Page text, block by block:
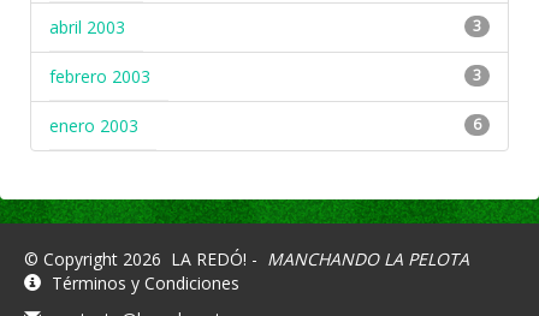
abril 2003 3
febrero 2003 3
enero 2003 6
© Copyright 2026 LA REDÓ! - MANCHANDO LA PELOTA
Términos y Condiciones